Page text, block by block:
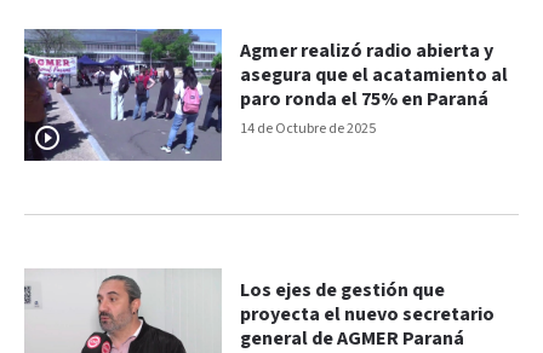
14 de Octubre de 2025
Agmer realizó radio abierta y
asegura que el acatamiento al
paro ronda el 75% en Paraná
Los ejes de gestión que
proyecta el nuevo secretario
general de AGMER Paraná